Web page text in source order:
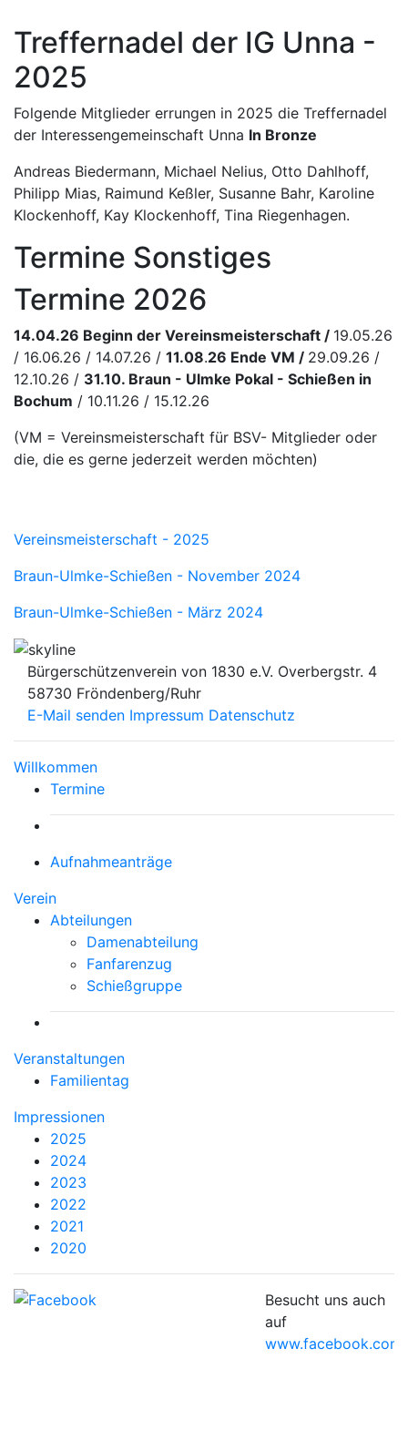
Treffernadel der IG Unna -
2025
Folgende Mitglieder errungen in 2025 die Treffernadel
der Interessengemeinschaft Unna In Bronze
Andreas Biedermann, Michael Nelius, Otto Dahlhoff,
Philipp Mias, Raimund Keßler, Susanne Bahr, Karoline
Klockenhoff, Kay Klockenhoff, Tina Riegenhagen.
Termine Sonstiges
Termine 2026
14.04.26 Beginn der Vereinsmeisterschaft / 19.05.26
/ 16.06.26 / 14.07.26 / 11.08.26 Ende VM / 29.09.26 /
12.10.26 / 31.10. Braun - Ulmke Pokal - Schießen in
Bochum / 10.11.26 / 15.12.26
(VM = Vereinsmeisterschaft für BSV- Mitglieder oder
die, die es gerne jederzeit werden möchten)
Vereinsmeisterschaft - 2025
Braun-Ulmke-Schießen - November 2024
Braun-Ulmke-Schießen - März 2024
Bürgerschützenverein von 1830 e.V. Overbergstr. 4
58730 Fröndenberg/Ruhr
E-Mail senden Impressum Datenschutz
Willkommen
Termine
Aufnahmeanträge
Verein
Abteilungen
Damenabteilung
Fanfarenzug
Schießgruppe
Veranstaltungen
Familientag
Impressionen
2025
2024
2023
2022
2021
2020
Besucht uns auch
auf